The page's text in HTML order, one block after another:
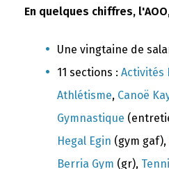
En quelques chiffres,
Une vingtaine de
11 sections : Activités
Athlétisme, Canoë
Gymnastique
Hegal Egin (gym gaf),
Berria Gym (gr),